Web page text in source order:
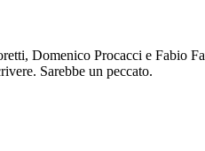
Domenico Procacci e Fabio
Sarebbe un peccato.